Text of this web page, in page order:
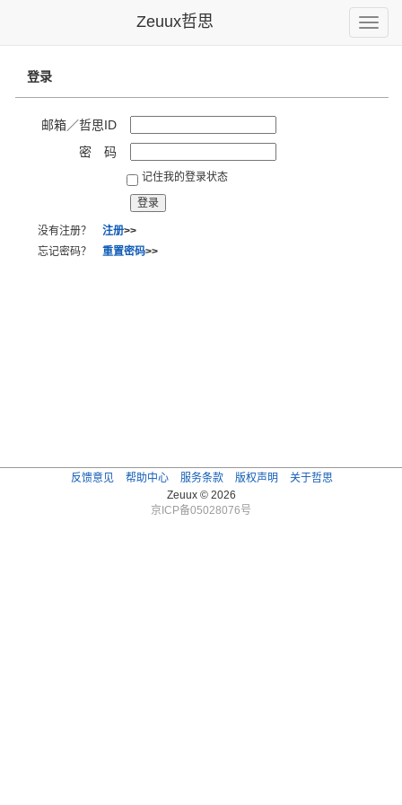
Toggle
Zeuux哲思
登录
邮箱／哲思ID
密 码
记住我的登录状态
没有注册？ 注册>>
忘记密码？ 重置密码>>
反馈意见 帮助中心 服务条款 版权声明
关于哲思
Zeuux © 2026
京ICP备05028076号